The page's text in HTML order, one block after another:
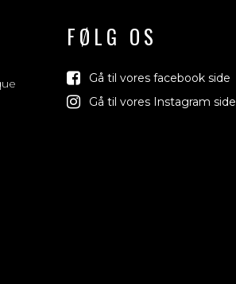
FØLG OS
Gå til vores facebook side
Gå til vores Instagram side